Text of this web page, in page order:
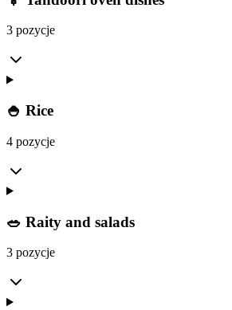
3 pozycje
🍚 Rice
4 pozycje
🥗 Raity and salads
3 pozycje